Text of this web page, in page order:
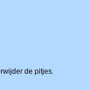
de pitjes.